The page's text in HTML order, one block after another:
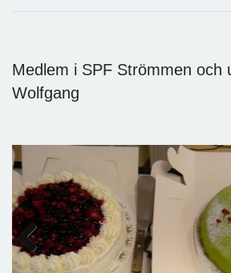
Medlem i SPF Strömmen och
Wolfgang
Previous